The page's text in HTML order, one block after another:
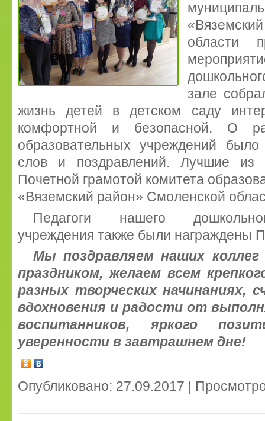
области
зале
жизнь детей в детском саду
комфортной и безопасной. О
образовательных учреждений
слов и поздравлений. Лучшие из
Почетной грамотой комитета
«Вяземский район» Смоленской
Педагоги нашего
учреждения также были награждены
Мы поздравляем наших
праздником, желаем всем
разных творческих начинаниях,
вдохновения и радости от
воспитанников, яркого
уверенности в завтрашнем дне!
Опубликовано: 27.09.2017 |